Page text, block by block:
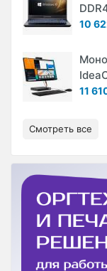
10
11
Смотреть все